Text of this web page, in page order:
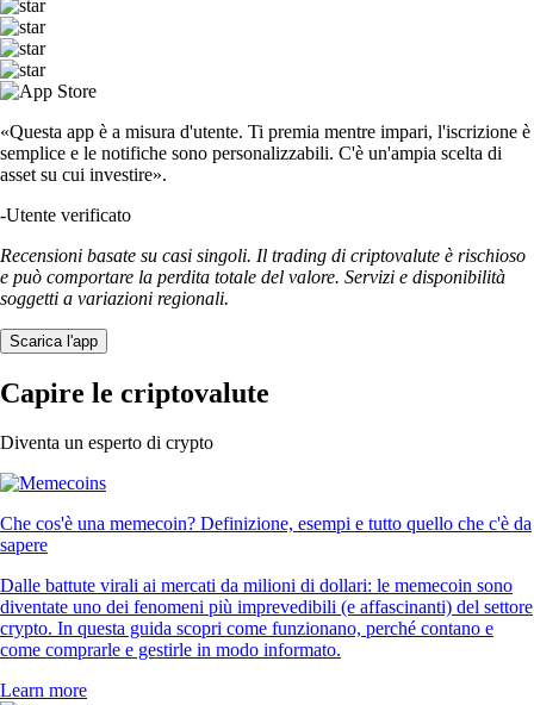
«Questa app è a misura d'utente. Ti premia mentre impari, l'iscrizione è
semplice e le notifiche sono personalizzabili. C'è un'ampia scelta di
asset su cui investire».
-Utente verificato
Recensioni basate su casi singoli. Il trading di criptovalute è rischioso
e può comportare la perdita totale del valore. Servizi e disponibilità
soggetti a variazioni regionali.
Scarica l'app
Capire le criptovalute
Diventa un esperto di crypto
Che cos'è una memecoin? Definizione, esempi e tutto quello che c'è da
sapere
Dalle battute virali ai mercati da milioni di dollari: le memecoin sono
diventate uno dei fenomeni più imprevedibili (e affascinanti) del settore
crypto. In questa guida scopri come funzionano, perché contano e
come comprarle e gestirle in modo informato.
Learn more